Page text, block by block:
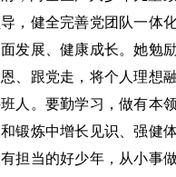
，健全完善党团队一体
发展、健康成长。她勉
、跟党走，将个人理想
人。要勤学习，做有本
锻炼中增长见识、强健
担当的好少年，从小事